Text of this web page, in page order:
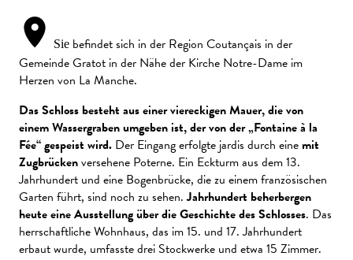
Sie befindet sich in der Region Coutançais in der
Gemeinde Gratot in der Nähe der Kirche Notre-Dame im
Herzen von La Manche.
Das Schloss besteht aus einer viereckigen Mauer, die von
einem Wassergraben umgeben ist, der von der „Fontaine à la
Fée“ gespeist wird. Der Eingang erfolgte jardis durch eine mit
Zugbrückenversehene Poterne. Ein Eckturm aus dem 13.
Jahrhundert und eine Bogenbrücke, die zu einem französischen
Garten führt, sind noch zu sehen.Jahrhundert beherbergen
heute eine Ausstellung über die Geschichte des Schlosses. Das
herrschaftliche Wohnhaus, das im 15. und 17. Jahrhundert
erbaut wurde, umfasste drei Stockwerke und etwa 15 Zimmer.